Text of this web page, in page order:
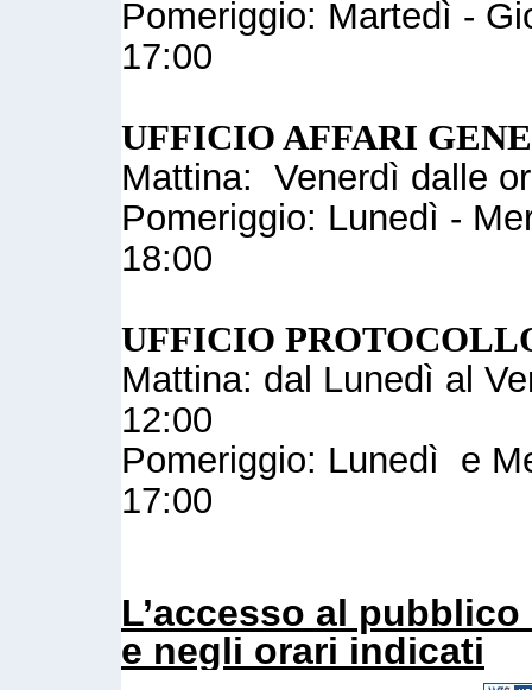
Pomeriggio: Martedì -
17:00
UFFICIO AFFARI
Mattina: Venerdì dalle
Pomeriggio: Lunedì -
18:00
UFFICIO
Mattina: dal Lunedì al
12:00
Pomeriggio: Lunedì e
17:00
L’accesso al
e negli orari indicati